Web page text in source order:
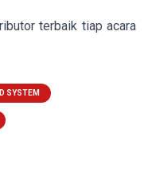
terbaik tiap acara
SYSTEM